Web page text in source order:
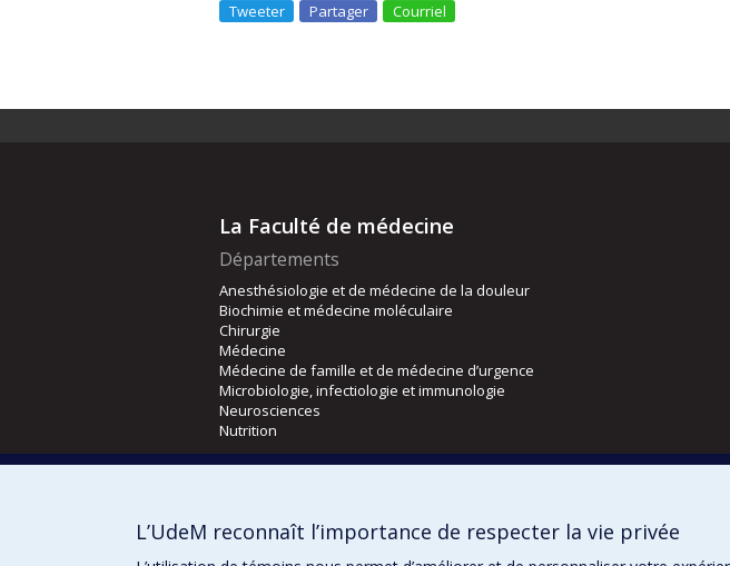
Tweeter Partager Courriel
La Faculté de médecine
Départements
Anesthésiologie et de médecine de la douleur
Biochimie et médecine moléculaire
Chirurgie
Médecine
Médecine de famille et de médecine d’urgence
Microbiologie, infectiologie et immunologie
Neurosciences
Nutrition
Orthophonie et audiologie
L’UdeM reconnaît l’importance de respecter la vie privée